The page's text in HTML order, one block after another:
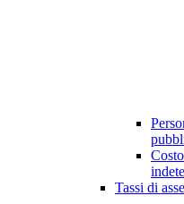
Tassi di